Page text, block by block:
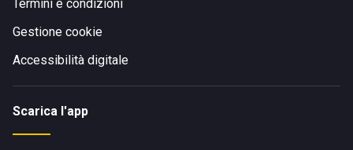
Termini e condizioni
Gestione cookie
Accessibilità digitale
Scarica l'app